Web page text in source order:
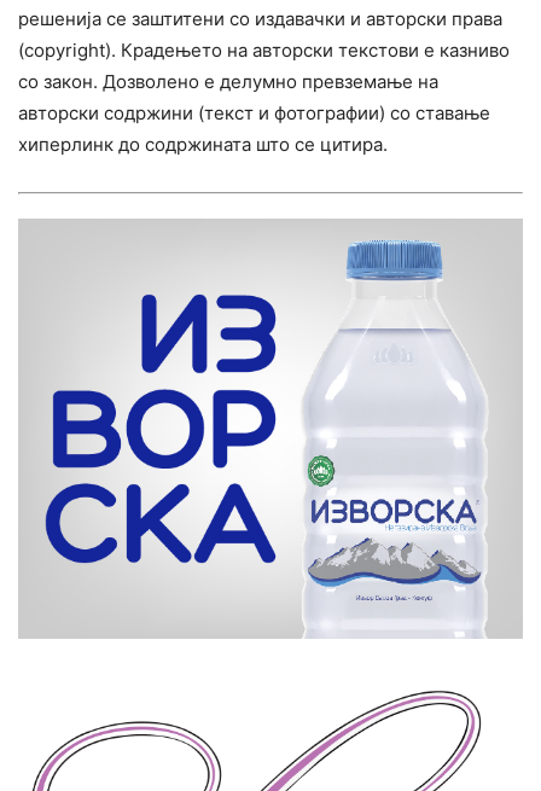
решенија се заштитени со издавачки и авторски права
(copyright). Крадењето на авторски текстови е казниво
со закон. Дозволено е делумно превземање на
авторски содржини (текст и фотографии) со ставање
хиперлинк до содржината што се цитира.